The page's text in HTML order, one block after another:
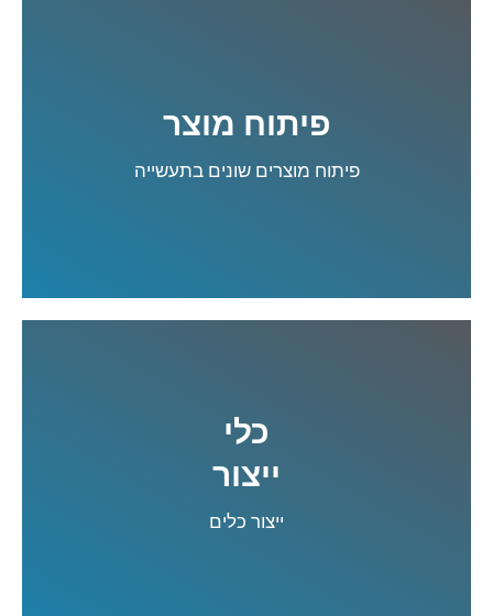
פיתוח מוצר
פיתוח מוצרים שונים בתעשייה
כלי
ייצור
ייצור כלים
קרא עוד